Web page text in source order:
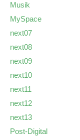
Musik
MySpace
next07
next08
next09
next10
next11
next12
next13
Post-Digital